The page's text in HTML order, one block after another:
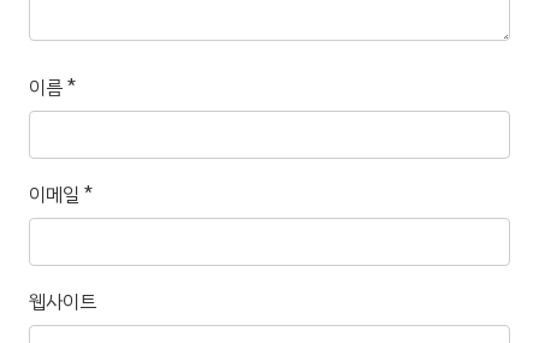
이름*
이메일 *
웹사이트